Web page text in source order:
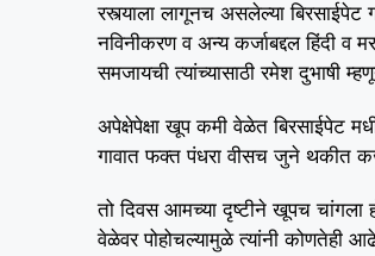
रस्त्याला लागूनच असलेल्या बिरसाईपेट
नविनीकरण व अन्य कर्जाबद्दल हिंदी व
समजायची त्यांच्यासाठी रमेश दुभाषी
अपेक्षेपेक्षा खूप कमी वेळेत बिरसाईपेट
गावात फक्त पंधरा वीसच जुने थकीत
तो दिवस आमच्या दृष्टीने खूपच
वेळेवर पोहोचल्यामुळे त्यांनी कोणतेही